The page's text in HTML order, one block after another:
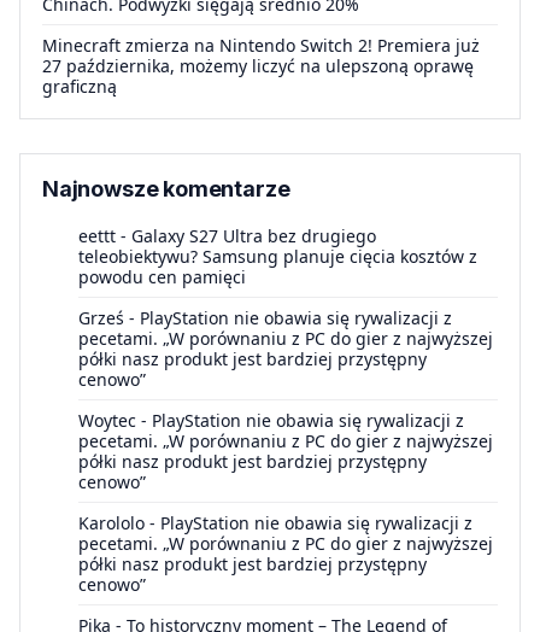
Minecraft zmierza na Nintendo Switch 2! Premiera już
27 października, możemy liczyć na ulepszoną oprawę
graficzną
Najnowsze komentarze
eettt - Galaxy S27 Ultra bez drugiego
teleobiektywu? Samsung planuje cięcia kosztów z
powodu cen pamięci
Grześ - PlayStation nie obawia się rywalizacji z
pecetami. „W porównaniu z PC do gier z najwyższej
półki nasz produkt jest bardziej przystępny
cenowo”
Woytec - PlayStation nie obawia się rywalizacji z
pecetami. „W porównaniu z PC do gier z najwyższej
półki nasz produkt jest bardziej przystępny
cenowo”
Karololo - PlayStation nie obawia się rywalizacji z
pecetami. „W porównaniu z PC do gier z najwyższej
półki nasz produkt jest bardziej przystępny
cenowo”
Pika - To historyczny moment – The Legend of